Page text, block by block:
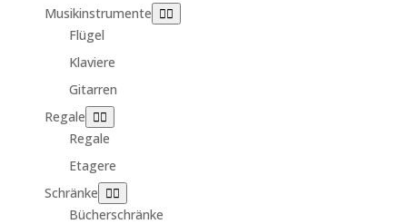
Musikinstrumente
Flügel
Klaviere
Gitarren
Regale
Regale
Etagere
Schränke
Bücherschränke